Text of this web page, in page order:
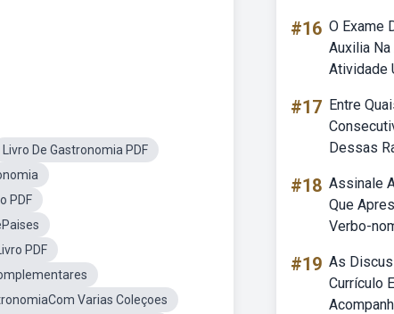
Livro De Gastronomia PDF
PDF
PDF
Varias Coleçoes
#16 O Exame
Auxilia
Atividade
#17 Entre
Dessas
#18 Assinale
Que
Verbo-
#19 As
Currículo